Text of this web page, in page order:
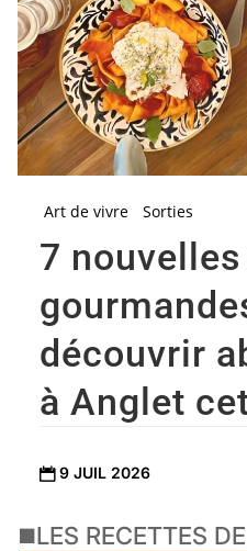
Art de vivre Sorties
7
découvrir
à Anglet
 9 JUIL 2026
◼️LES RECETTES